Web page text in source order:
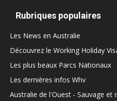
Rubriques populaires
Les News en Australie
Découvrez le Working Holiday
Les plus beaux Parcs Nationaux
Les dernières infos Whv
Australie de l'Ouest - Sauvage et